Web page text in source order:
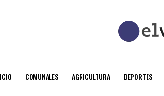
COMUNALES AGRICULTURA DEPORTES